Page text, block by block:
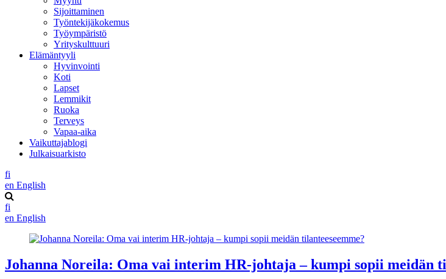
Sijoittaminen
Työntekijäkokemus
Työympäristö
Yrityskulttuuri
Elämäntyyli
Hyvinvointi
Koti
Lapset
Lemmikit
Ruoka
Terveys
Vapaa-aika
Vaikuttajablogi
Julkaisuarkisto
fi
en English
fi
en English
Johanna Noreila: Oma vai interim HR-johtaja – kumpi sopii meidän